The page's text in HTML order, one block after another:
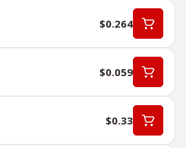
$0.264
$0.059
$0.33